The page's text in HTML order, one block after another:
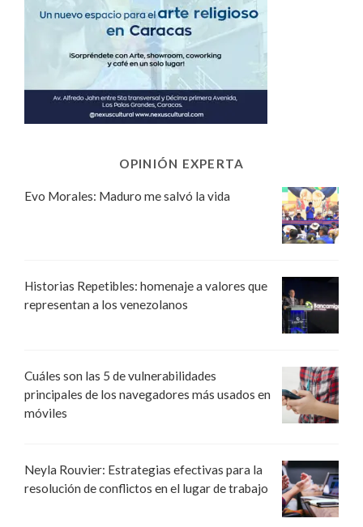
OPINIÓN EXPERTA
Evo Morales: Maduro me salvó la vida
Historias Repetibles: homenaje a valores que
representan a los venezolanos
Cuáles son las 5 de vulnerabilidades
principales de los navegadores más usados en
móviles
Neyla Rouvier: Estrategias efectivas para la
resolución de conflictos en el lugar de trabajo